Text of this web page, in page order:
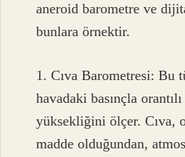
aneroid barometre ve
bunlara örnektir.
1. Cıva Barometresi: Bu
havadaki basınçla
yüksekliğini ölçer. Cıva,
madde olduğundan,